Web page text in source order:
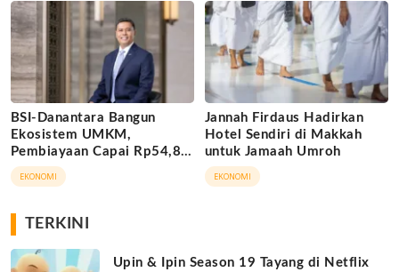
BSI-Danantara Bangun
Ekosistem UMKM,
Pembiayaan Capai Rp54,80
Triliun
EKONOMI
Jannah Firdaus Hadirkan
Hotel Sendiri di Makkah
untuk Jamaah Umroh
EKONOMI
TERKINI
Upin & Ipin Season 19 Tayang di Netflix